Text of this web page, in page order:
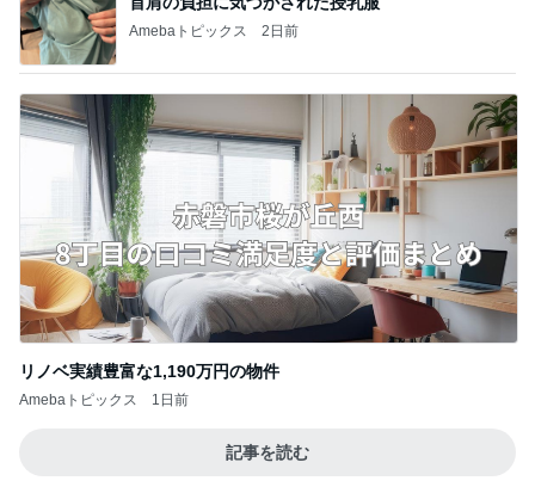
Amebaトピックス 2日前
リノベ実績豊富な1,190万円の物件
Amebaトピックス 1日前
記事を読む